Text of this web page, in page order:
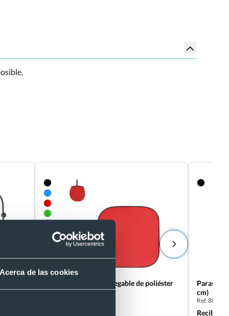
de las cookies
Parasol publicitario plegable de poliéster
170t (70x70 cm)
Parasol
cm)
Ref. 885708
Recíbelo